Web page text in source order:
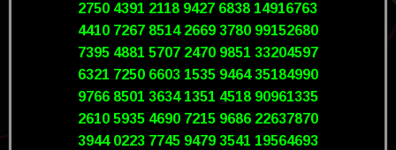
2750 4391 2118 9427 6838 14916763
4410 7267 8514 2669 3780 99152680
7395 4881 5707 2470 9851 33204597
6321 7250 6603 1535 9464 35184990
9766 8501 3634 1351 4518 90961335
2610 5935 4690 7215 9686 22637870
3944 0223 7745 9479 3541 19564693